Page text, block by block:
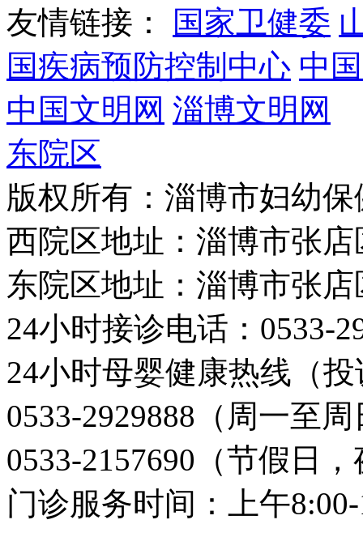
友情链接： 国家卫健委
国疾病预防控制中心 中
中国文明网 淄博文明网
东院区
版权所有：淄博市妇幼
西院区地址：淄博市张
东院区地址：淄博市张
24小时接诊电话：0533-
24小时母婴健康热线（
0533-2929888（周一至
0533-2157690（节假日
门诊服务时间：上午